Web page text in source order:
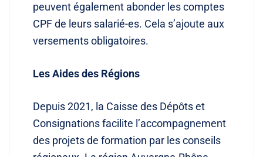
peuvent également abonder les comptes
CPF de leurs salarié-es. Cela s’ajoute aux
versements obligatoires.
Les Aides des Régions
Depuis 2021, la Caisse des Dépôts et
Consignations facilite l’accompagnement
des projets de formation par les conseils